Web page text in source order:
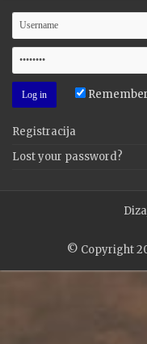
Registracija
Lost your password?
© Copyright
WP2Social Auto